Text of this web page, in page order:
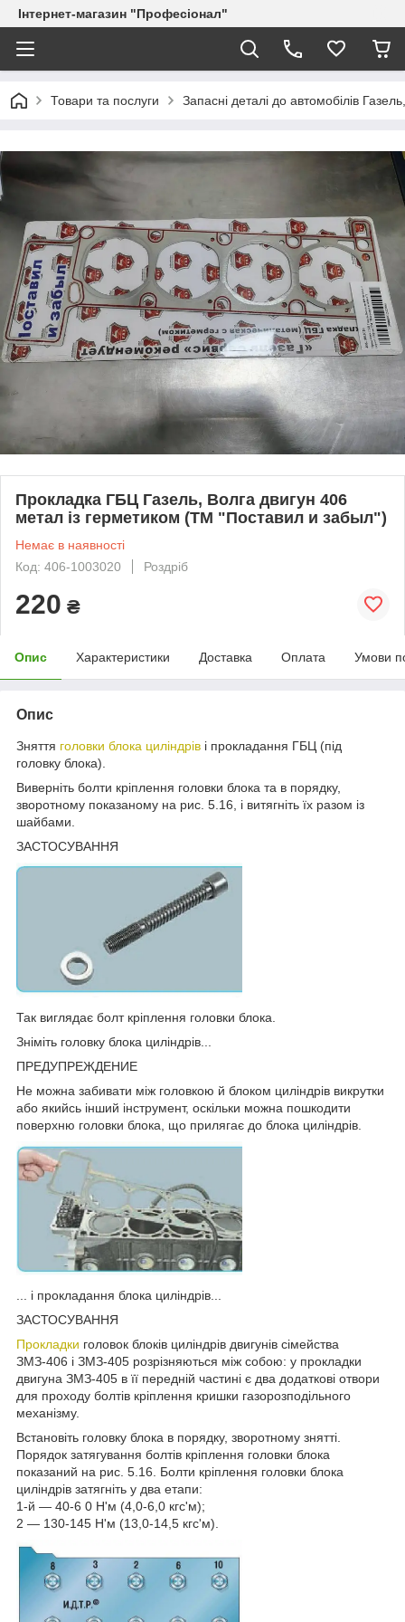
Інтернет-магазин "Професіонал"
Товари та послуги Запасні деталі до автомобілів
Прокладка ГБЦ Газель, Волга двигун 406
метал із герметиком (ТМ "Поставил и забыл")
Немає в наявності
Код: 406-1003020
Роздріб
220 ₴
Опис Характеристики Доставка Оплата Умови
Опис
Зняття головки блока циліндрів і прокладання ГБЦ (під
головку блока).
Виверніть болти кріплення головки блока та в порядку,
зворотному показаному на рис. 5.16, і витягніть їх разом із
шайбами.
ЗАСТОСУВАННЯ
Так виглядає болт кріплення головки блока.
Зніміть головку блока циліндрів...
ПРЕДУПРЕЖДЕНИЕ
Не можна забивати між головкою й блоком циліндрів викрутки
або якийсь інший інструмент, оскільки можна пошкодити
поверхню головки блока, що прилягає до блока циліндрів.
... і прокладання блока циліндрів...
ЗАСТОСУВАННЯ
Прокладки головок блоків циліндрів двигунів сімейства
ЗМЗ-406 і ЗМЗ-405 розрізняються між собою: у прокладки
двигуна ЗМЗ-405 в її передній частині є два додаткові отвори
для проходу болтів кріплення кришки газорозподільного
механізму.
Встановіть головку блока в порядку, зворотному знятті.
Порядок затягування болтів кріплення головки блока
показаний на рис. 5.16. Болти кріплення головки блока
циліндрів затягніть у два етапи:
1-й — 40-6 0 Н'м (4,0-6,0 кгс'м);
2 — 130-145 Н'м (13,0-14,5 кгс'м).